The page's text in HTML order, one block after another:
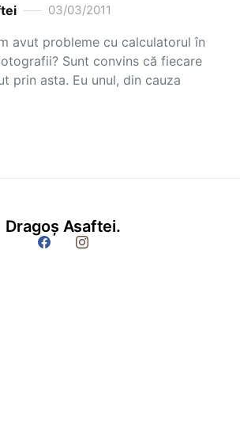
03/03/2011
avut probleme cu calculatorul în
Sunt convins că fiecare
prin asta. Eu unul, din cauza
Dragoș Asaftei.